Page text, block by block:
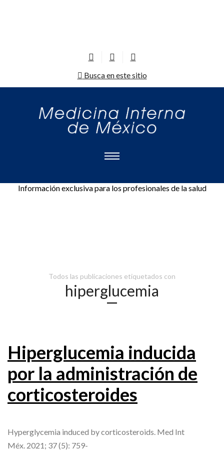
Busca en este sitio
Información exclusiva para los profesionales de la salud
Todos las publicaciones etiquetados con
hiperglucemia
Hiperglucemia inducida
por la administración de
corticosteroides
Hyperglycemia induced by corticosteroids. Med Int
Méx. 2021; 37 (5): 759-